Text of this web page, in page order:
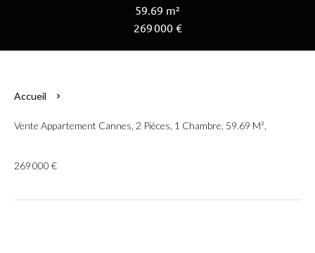
59.69 m²
269 000 €
Accueil
Vente Appartement Cannes, 2 Pièces, 1 Chambre, 59.69 M²,
269 000 €